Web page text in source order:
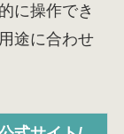
に操作でき
途に合わせ